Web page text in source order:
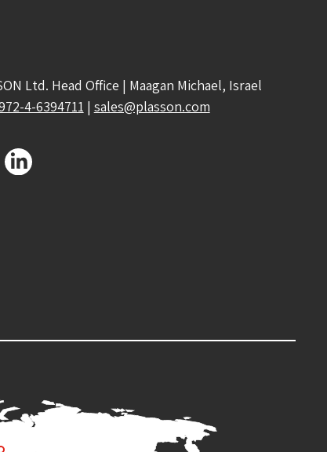
Ltd. Head Office | Maagan Michael, Israel
4-6394711 | sales@plasson.com